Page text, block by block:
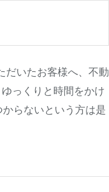
だいたお客様へ、不動
っくりと時間をかけ
らないという方は是